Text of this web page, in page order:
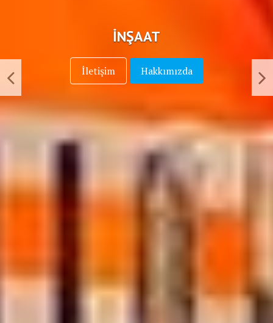
MIMARI TASARIM
İletişim Hakkımızda